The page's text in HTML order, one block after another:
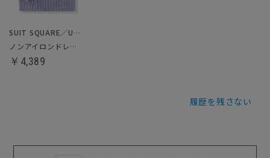
SUIT SQUARE／UNIVERSAL LANGUAGE
ノンアイロンドレスシャツ
￥4,389
履歴を残さない